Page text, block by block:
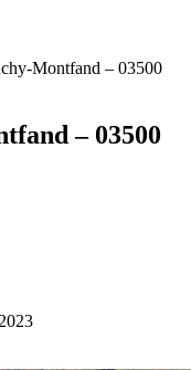
Montfand – 03500
– 03500